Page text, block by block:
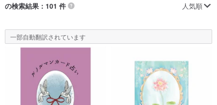
の検索結果：101 件 人気順
一部自動翻訳されています